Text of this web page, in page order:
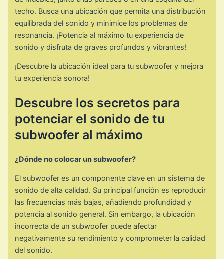
techo. Busca una ubicación que permita una distribución
equilibrada del sonido y minimice los problemas de
resonancia. ¡Potencia al máximo tu experiencia de
sonido y disfruta de graves profundos y vibrantes!
¡Descubre la ubicación ideal para tu subwoofer y mejora
tu experiencia sonora!
Descubre los secretos para
potenciar el sonido de tu
subwoofer al máximo
¿Dónde no colocar un subwoofer?
El subwoofer es un componente clave en un sistema de
sonido de alta calidad. Su principal función es reproducir
las frecuencias más bajas, añadiendo profundidad y
potencia al sonido general. Sin embargo, la ubicación
incorrecta de un subwoofer puede afectar
negativamente su rendimiento y comprometer la calidad
del sonido.